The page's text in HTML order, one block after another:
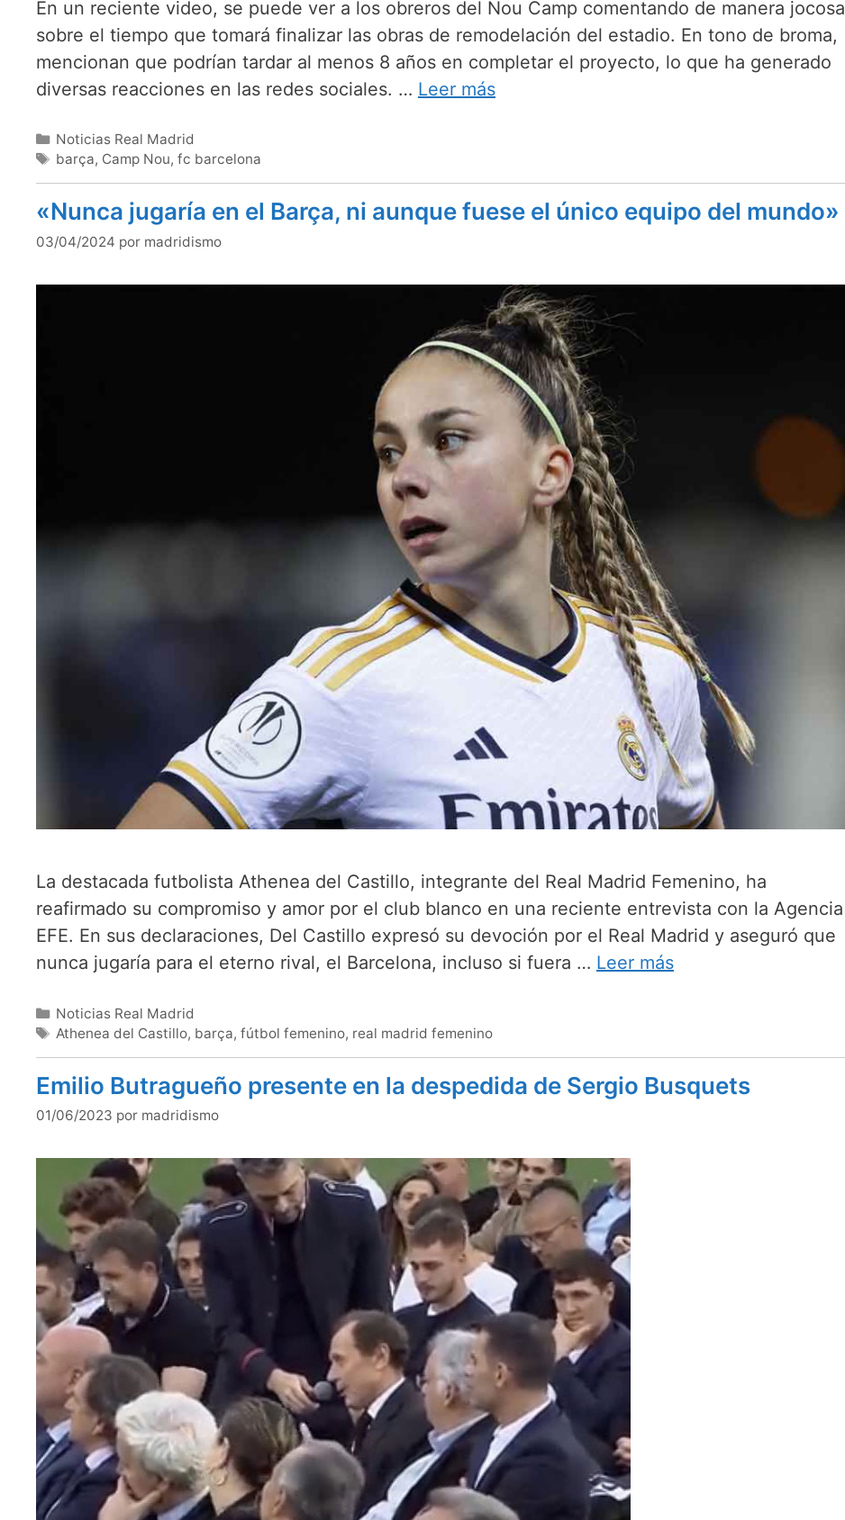
En un reciente video, se puede ver a los obreros del Nou Camp comentando de manera jocosa
sobre el tiempo que tomará finalizar las obras de remodelación del estadio. En tono de broma,
mencionan que podrían tardar al menos 8 años en completar el proyecto, lo que ha generado
diversas reacciones en las redes sociales. … Leer más
Categorías
Noticias Real Madrid
Etiquetas
barça, Camp Nou,fc barcelona
«Nunca jugaría en el Barça, ni aunque fuese el único equipo del mundo»
03/04/2024 por madridismo
La destacada futbolista Athenea del Castillo, integrante del Real Madrid Femenino, ha
reafirmado su compromiso y amor por el club blanco en una reciente entrevista con la Agencia
EFE. En sus declaraciones, Del Castillo expresó su devoción por el Real Madrid y aseguró que
nunca jugaría para el eterno rival, el Barcelona, incluso si fuera … Leer más
Categorías
Noticias Real Madrid
Etiquetas
Athenea del Castillo, barça,fútbol femenino, real madrid femenino
Emilio Butragueño presente en la despedida de Sergio Busquets
01/06/2023 por madridismo